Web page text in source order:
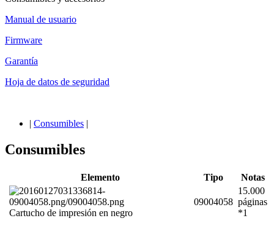
Manual de usuario
Firmware
Garantía
Hoja de datos de seguridad
| Consumibles |
Consumibles
Elemento Tipo Notas
Cartucho de impresión en negro
09004058
15.000
páginas
*1